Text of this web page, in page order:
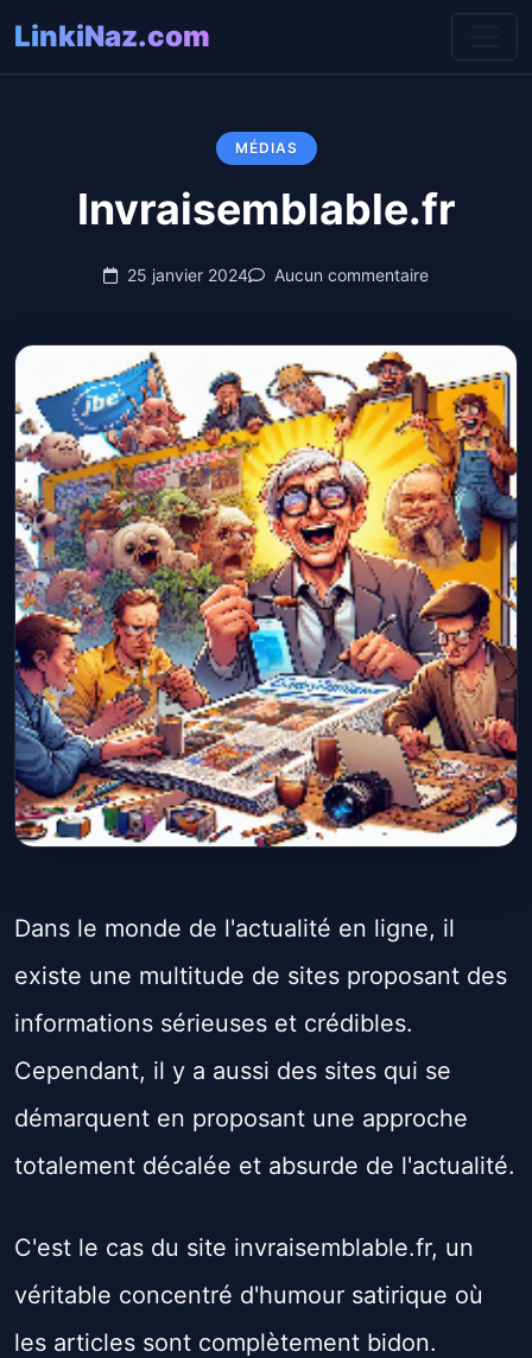
LinkiNaz.com
MÉDIAS
Invraisemblable.fr
25 janvier 2024 Aucun commentaire
Dans le monde de l'actualité en ligne, il
existe une multitude de sites proposant des
informations sérieuses et crédibles.
Cependant, il y a aussi des sites qui se
démarquent en proposant une approche
totalement décalée et absurde de l'actualité.
C'est le cas du site invraisemblable.fr, un
véritable concentré d'humour satirique où
les articles sont complètement bidon.